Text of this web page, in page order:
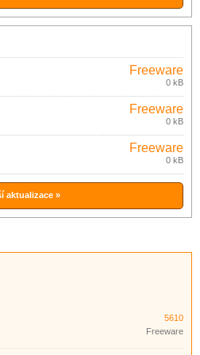
Freeware
0 kB
Freeware
0 kB
Freeware
0 kB
aktualizace »
5610
Freeware